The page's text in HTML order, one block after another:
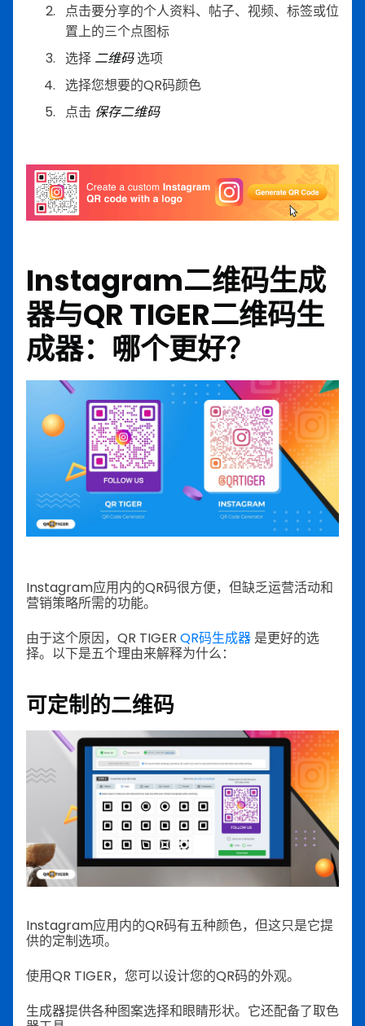
点击要分享的个人资料、帖子、视频、标签或位
置上的三个点图标
选择 二维码选项
选择您想要的QR码颜色
点击 保存二维码
Instagram二维码生成
器与QR TIGER二维码生
成器：哪个更好？
Instagram应用内的QR码很方便，但缺乏运营活动和
营销策略所需的功能。
由于这个原因，QR TIGER QR码生成器是更好的选
择。以下是五个理由来解释为什么：
可定制的二维码
Instagram应用内的QR码有五种颜色，但这只是它提
供的定制选项。
使用QR TIGER，您可以设计您的QR码的外观。
生成器提供各种图案选择和眼睛形状。它还配备了取色